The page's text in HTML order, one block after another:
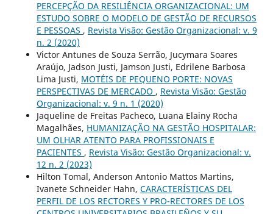
PERCEPÇÃO DA RESILIÊNCIA ORGANIZACIONAL: UM
ESTUDO SOBRE O MODELO DE GESTÃO DE RECURSOS
E PESSOAS , Revista Visão: Gestão Organizacional: v. 9
n. 2 (2020)
Victor Antunes de Souza Serrão, Jucymara Soares
Araújo, Jadson Justi, Jamson Justi, Edrilene Barbosa
Lima Justi, MOTÉIS DE PEQUENO PORTE: NOVAS
PERSPECTIVAS DE MERCADO , Revista Visão: Gestão
Organizacional: v. 9 n. 1 (2020)
Jaqueline de Freitas Pacheco, Luana Elainy Rocha
Magalhães, HUMANIZAÇÃO NA GESTÃO HOSPITALAR:
UM OLHAR ATENTO PARA PROFISSIONAIS E
PACIENTES , Revista Visão: Gestão Organizacional: v.
12 n. 2 (2023)
Hilton Tomal, Anderson Antonio Mattos Martins,
Ivanete Schneider Hahn, CARACTERÍSTICAS DEL
PERFIL DE LOS RECTORES Y PRO-RECTORES DE LOS